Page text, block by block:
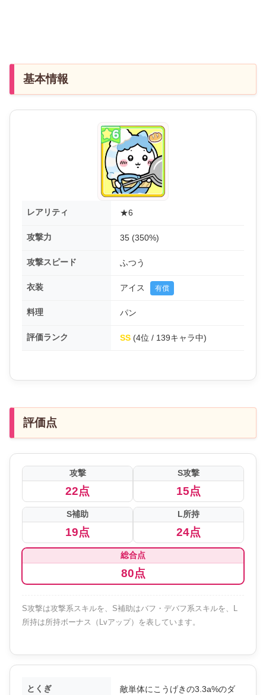
基本情報
レアリティ ★6
攻撃力 35 (350%)
攻撃スピード ふつう
衣装 アイス 有償
料理 パン
評価ランク SS(4位 / 139キャラ中)
評価点
攻撃
22点
S攻撃
15点
S補助
19点
L所持
24点
総合点
80点
S攻撃は攻撃系スキルを、S補助はバフ・デバフ系スキルを、L
所持は所持ボーナス（Lvアップ）を表しています。
とくぎ 敵単体にこうげきの3.3a%のダ